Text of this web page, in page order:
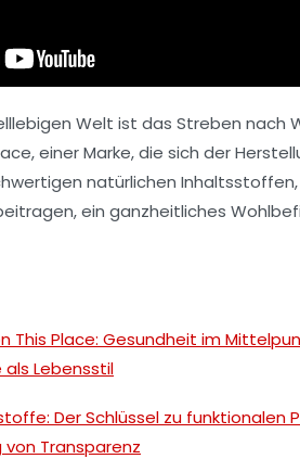
Welt ist das Streben nach
einer Marke, die sich der
natürlichen
ein ganzheitliches
This Place: Gesundheit im
Lebensstil
Der Schlüssel zu funktionalen
Transparenz